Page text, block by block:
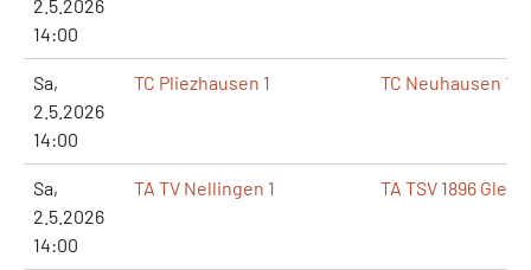
2.5.2026
14:00
Sa,
2.5.2026
14:00
TC Pliezhausen 1 TC Neuhausen 1
Sa,
2.5.2026
14:00
TA TV Nellingen 1 TA TSV 1896